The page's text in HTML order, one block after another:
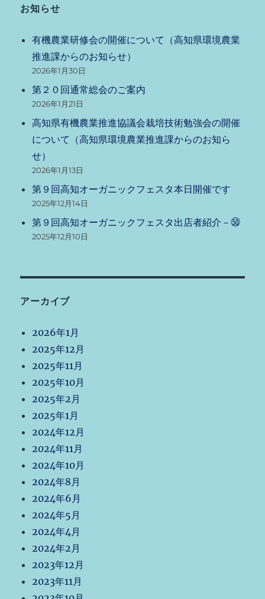
お知らせ
有機農業研修会の開催について（高知県環境農業
推進課からのお知らせ）
2026年1月30日
第２０回通常総会のご案内
2026年1月21日
高知県有機農業推進協議会栽培技術勉強会の開催
について（高知県環境農業推進課からのお知ら
せ）
2026年1月13日
第９回高知オーガニックフェスタ本日開催です
2025年12月14日
第９回高知オーガニックフェスタ出店者紹介－㊿
2025年12月10日
アーカイブ
2026年1月
2025年12月
2025年11月
2025年10月
2025年2月
2025年1月
2024年12月
2024年11月
2024年10月
2024年8月
2024年6月
2024年5月
2024年4月
2024年2月
2023年12月
2023年11月